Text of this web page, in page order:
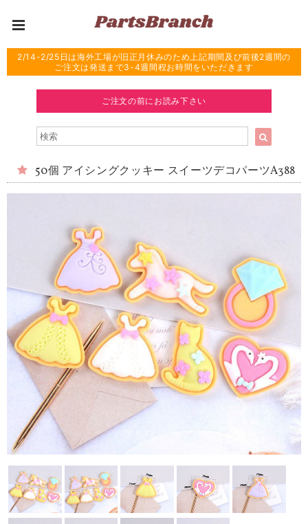
2/14-2/25日は海外工場が旧正月休みのため上記期間及び前後2週間の
ご注文は発送まで3-4週間程お時間をいただきます
ご注文の前にお読み下さい
50個 アイシングクッキー スイーツデコパーツA388